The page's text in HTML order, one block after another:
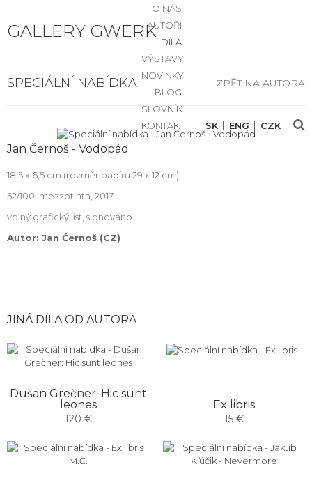
GALLERY GWERK
O NÁS
AUTOŘI
DÍLA
VÝSTAVY
NOVINKY
BLOG
SLOVNÍK
KONTAKT
SK ENG CZK
SPECIÁLNÍ NABÍDKA ZPĚT NA AUTORA
Jan Černoš - Vodopád
18,5 x 6,5 cm (rozměr papíru 29 x 12 cm)
52/100, mezzotinta, 2017
volný grafický list, signováno
Autor: Jan Černoš (CZ)
JINÁ DÍLA OD AUTORA
Dušan Grečner: Hic sunt
leones
120 €
Ex libris
15 €